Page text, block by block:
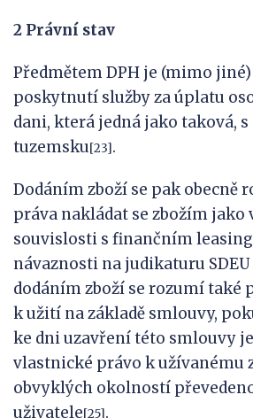
2 Právní stav
Předmětem DPH je (mimo
poskytnutí služby za úplatu
dani, která jedná jako taková,
tuzemsku[23].
Dodáním zboží se pak obecně
práva nakládat se zbožím
souvislosti s finančním
návaznosti na judikaturu
dodáním zboží se rozumí také
k užití na základě smlouvy,
ke dni uzavření této smlouvy
vlastnické právo k užívanému
obvyklých okolností
uživatele[25].